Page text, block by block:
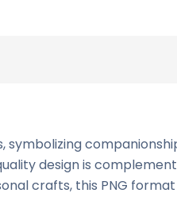
symbolizing
design is
crafts, this PNG